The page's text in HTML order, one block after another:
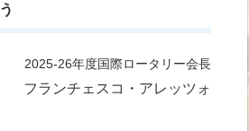
う
2025-26年度国際ロータリー会長
フランチェスコ・アレッツォ